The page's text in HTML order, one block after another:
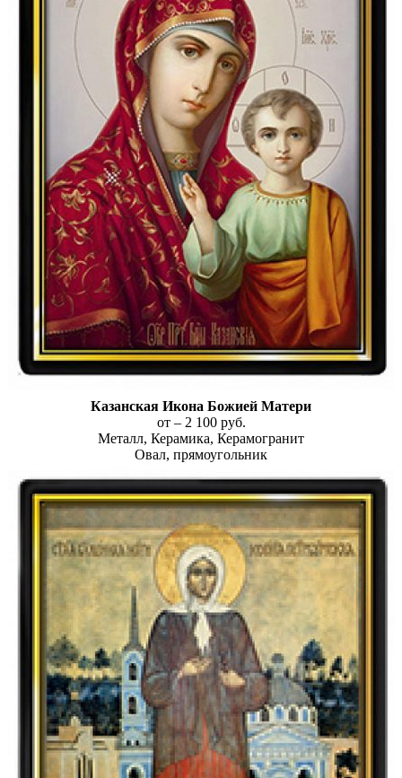
Казанская Икона Божией Матери
от – 2 100 руб.
Металл, Керамика, Керамогранит
Овал, прямоугольник